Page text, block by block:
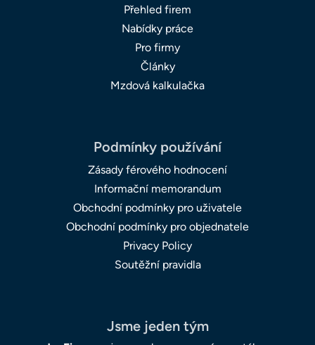
Přehled firem
Nabídky práce
Pro firmy
Články
Mzdová kalkulačka
Podmínky používání
Zásady férového hodnocení
Informační memorandum
Obchodní podmínky pro uživatele
Obchodní podmínky pro objednatele
Privacy Policy
Soutěžní pravidla
Jsme jeden tým